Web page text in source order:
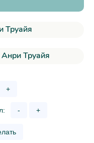
Труайя
Труайя
+
- +